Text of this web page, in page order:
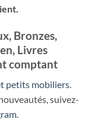
Bronzes,
Livres
comptant
petits mobiliers.
suivez-
.